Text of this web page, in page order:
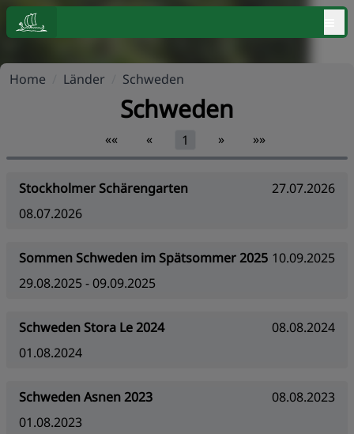
Home Länder Schweden
Schweden
«« « 1 » »»
Stockholmer Schärengarten
27.07.2026
08.07.2026
Sommen Schweden im Spätsommer 2025 10.09.2025
29.08.2025 - 09.09.2025
Schweden Stora Le 2024
08.08.2024
01.08.2024
Schweden Asnen 2023
08.08.2023
01.08.2023